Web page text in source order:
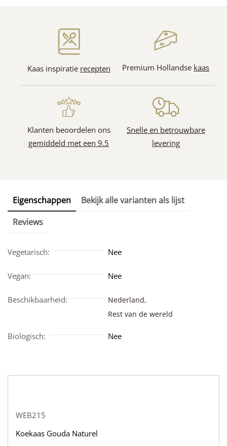
Kaas inspiratie recepten Premium Hollandse kaas
Klanten beoordelen ons
gemiddeld met een 9.5
Snelle en betrouwbare
levering
Eigenschappen
Bekijk alle varianten als lijst
Reviews
Vegetarisch: Nee
Vegan: Nee
Beschikbaarheid:
Nederland,
Rest van de wereld
Biologisch: Nee
WEB215
Koekaas Gouda Naturel